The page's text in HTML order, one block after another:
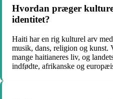
Hvordan præger
identitet?
Haiti har en rig kulturel arv
musik, dans, religion og kunst.
mange haitianeres liv, og
indfødte, afrikanske og